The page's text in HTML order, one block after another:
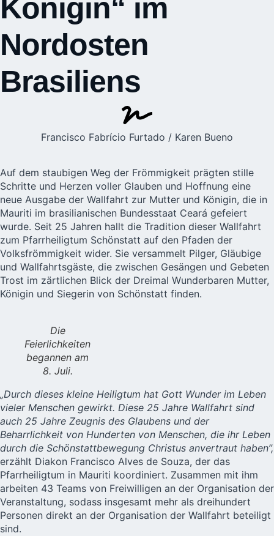
Königin“ im
Nordosten
Brasiliens
Francisco Fabrício Furtado / Karen Bueno
Auf dem staubigen Weg der Frömmigkeit prägten stille
Schritte und Herzen voller Glauben und Hoffnung eine
neue Ausgabe der Wallfahrt zur Mutter und Königin, die in
Mauriti im brasilianischen Bundesstaat Ceará gefeiert
wurde. Seit 25 Jahren hallt die Tradition dieser Wallfahrt
zum Pfarrheiligtum Schönstatt auf den Pfaden der
Volksfrömmigkeit wider. Sie versammelt Pilger, Gläubige
und Wallfahrtsgäste, die zwischen Gesängen und Gebeten
Trost im zärtlichen Blick der Dreimal Wunderbaren Mutter,
Königin und Siegerin von Schönstatt finden.
Die
Feierlichkeiten
begannen am
8. Juli.
„Durch dieses kleine Heiligtum hat Gott Wunder im Leben
vieler Menschen gewirkt. Diese 25 Jahre Wallfahrt sind
auch 25 Jahre Zeugnis des Glaubens und der
Beharrlichkeit von Hunderten von Menschen, die ihr Leben
durch die Schönstattbewegung Christus anvertraut haben”,
erzählt Diakon Francisco Alves de Souza, der das
Pfarrheiligtum in Mauriti koordiniert. Zusammen mit ihm
arbeiten 43 Teams von Freiwilligen an der Organisation der
Veranstaltung, sodass insgesamt mehr als dreihundert
Personen direkt an der Organisation der Wallfahrt beteiligt
sind.